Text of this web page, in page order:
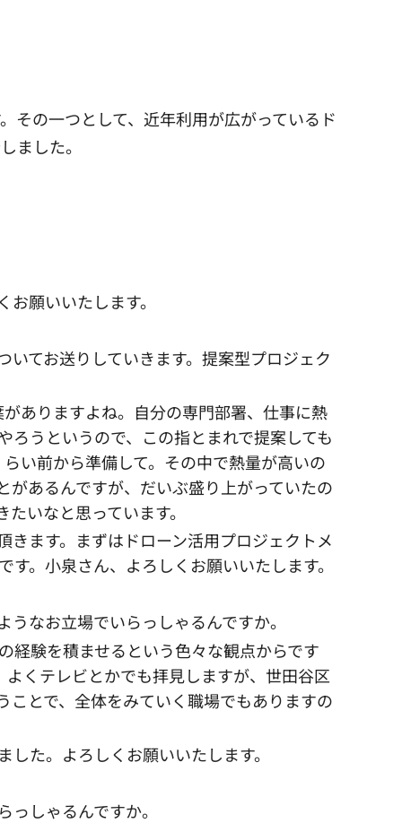
その一つとして、近年利用が広がっているド
ました。
願いいたします。
てお送りしていきます。提案型プロジェク
ありますよね。自分の専門部署、仕事に熱
うというので、この指とまれで提案しても
い前から準備して。その中で熱量が高いの
あるんですが、だいぶ盛り上がっていたの
いなと思っています。
ます。まずはドローン活用プロジェクトメ
。小泉さん、よろしくお願いいたします。
なお立場でいらっしゃるんですか。
経験を積ませるという色々な観点からです
くテレビとかでも拝見しますが、世田谷区
とで、全体をみていく職場でもありますの
た。よろしくお願いいたします。
しゃるんですか。